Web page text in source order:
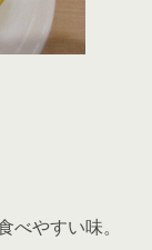
やすい味。